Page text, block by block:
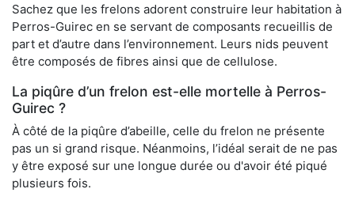
Sachez que les frelons adorent construire leur habitation à
Perros-Guirec en se servant de composants recueillis de
part et d’autre dans l’environnement. Leurs nids peuvent
être composés de fibres ainsi que de cellulose.
La piqûre d’un frelon est-elle mortelle à Perros-
Guirec ?
À côté de la piqûre d’abeille, celle du frelon ne présente
pas un si grand risque. Néanmoins, l’idéal serait de ne pas
y être exposé sur une longue durée ou d'avoir été piqué
plusieurs fois.